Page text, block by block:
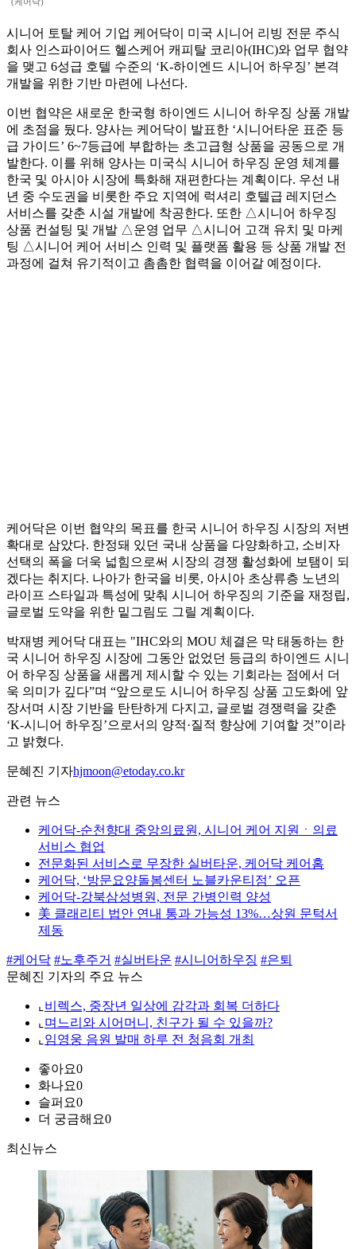
(케어닥)
시니어 토탈 케어 기업 케어닥이 미국 시니어 리빙 전문 주식
회사 인스파이어드 헬스케어 캐피탈 코리아(IHC)와 업무 협약
을 맺고 6성급 호텔 수준의 ‘K-하이엔드 시니어 하우징’ 본격
개발을 위한 기반 마련에 나선다.
이번 협약은 새로운 한국형 하이엔드 시니어 하우징 상품 개발
에 초점을 뒀다. 양사는 케어닥이 발표한 ‘시니어타운 표준 등
급 가이드’ 6~7등급에 부합하는 초고급형 상품을 공동으로 개
발한다. 이를 위해 양사는 미국식 시니어 하우징 운영 체계를
한국 및 아시아 시장에 특화해 재편한다는 계획이다. 우선 내
년 중 수도권을 비롯한 주요 지역에 럭셔리 호텔급 레지던스
서비스를 갖춘 시설 개발에 착공한다. 또한 △시니어 하우징
상품 컨설팅 및 개발 △운영 업무 △시니어 고객 유치 및 마케
팅 △시니어 케어 서비스 인력 및 플랫폼 활용 등 상품 개발 전
과정에 걸쳐 유기적이고 촘촘한 협력을 이어갈 예정이다.
케어닥은 이번 협약의 목표를 한국 시니어 하우징 시장의 저변
확대로 삼았다. 한정돼 있던 국내 상품을 다양화하고, 소비자
선택의 폭을 더욱 넓힘으로써 시장의 경쟁 활성화에 보탬이 되
겠다는 취지다. 나아가 한국을 비롯, 아시아 초상류층 노년의
라이프 스타일과 특성에 맞춰 시니어 하우징의 기준을 재정립,
글로벌 도약을 위한 밑그림도 그릴 계획이다.
박재병 케어닥 대표는 "IHC와의 MOU 체결은 막 태동하는 한
국 시니어 하우징 시장에 그동안 없었던 등급의 하이엔드 시니
어 하우징 상품을 새롭게 제시할 수 있는 기회라는 점에서 더
욱 의미가 깊다”며 “앞으로도 시니어 하우징 상품 고도화에 앞
장서며 시장 기반을 탄탄하게 다지고, 글로벌 경쟁력을 갖춘
‘K-시니어 하우징’으로서의 양적·질적 향상에 기여할 것”이라
고 밝혔다.
문혜진 기자hjmoon@etoday.co.kr
관련 뉴스
케어닥-순천향대 중앙의료원, 시니어 케어 지원ㆍ의료
서비스 협업
전문화된 서비스로 무장한 실버타운, 케어닥 케어홈
케어닥, ‘방문요양돌봄센터 노블카운티점’ 오픈
케어닥-강북삼성병원, 전문 간병인력 양성
美 클래리티 법안 연내 통과 가능성 13%…상원 문턱서
제동
#케어닥 #노후주거 #실버타운 #시니어하우징 #은퇴
문혜진 기자의 주요 뉴스
⌞ 비렉스, 중장년 일상에 감각과 회복 더하다
⌞ 며느리와 시어머니, 친구가 될 수 있을까?
⌞ 임영웅 음원 발매 하루 전 청음회 개최
좋아요0
화나요0
슬퍼요0
더 궁금해요0
최신뉴스